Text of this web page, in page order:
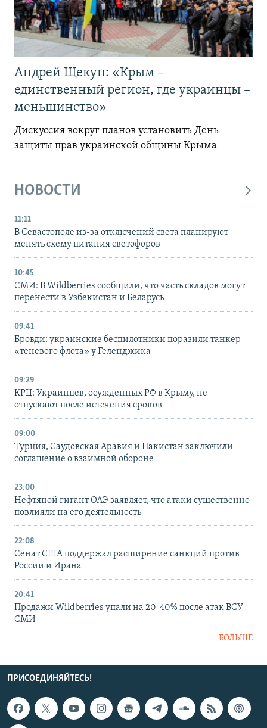
Андрей Щекун: «Крым –
единственный регион, где украинцы –
меньшинство»
Дискуссия вокруг планов установить День
защиты прав украинской общины Крыма
НОВОСТИ
11:11
В Севастополе из-за отключений света планируют
менять схему питания светофоров
10:45
СМИ: В Wildberries сообщили, что часть складов могут
перенести в Узбекистан и Беларусь
09:41
Бровди: украинские беспилотники поразили танкер
«теневого флота» у Геленджика
09:29
КРЦ: Украинцев, осужденных РФ в Крыму, не
отпускают после истечения сроков
09:00
Турция, Саудовская Аравия и Пакистан заключили
соглашение о взаимной обороне
23:00
Нефтяной гигант ОАЭ заявляет, что атаки существенно
повлияли на его деятельность
22:08
Сенат США поддержал расширение санкций против
России и Ирана
20:41
Продажи Wildberries упали на 20-40% после атак ВСУ –
СМИ
БОЛЬШЕ
ПРИСОЕДИНЯЙТЕСЬ!